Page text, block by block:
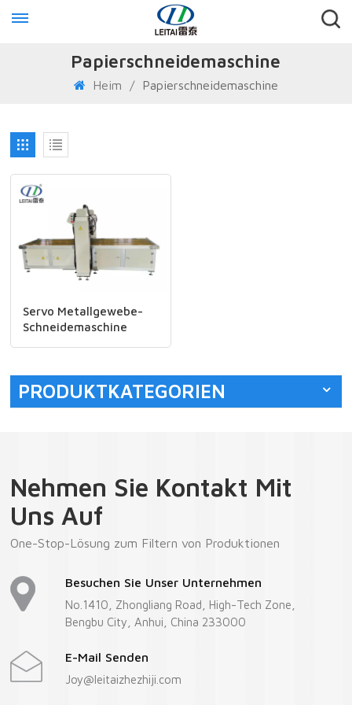
Papierschneidemaschine
Heim / Papierschneidemaschine
Servo Metallgewebe-
Schneidemaschine
PRODUKTKATEGORIEN
Nehmen Sie Kontakt Mit
Uns Auf
One-Stop-Lösung zum Filtern von Produktionen
Besuchen Sie Unser Unternehmen
No.1410, Zhongliang Road, High-Tech Zone,
Bengbu City, Anhui, China 233000
E-Mail Senden
Joy@leitaizhezhiji.com